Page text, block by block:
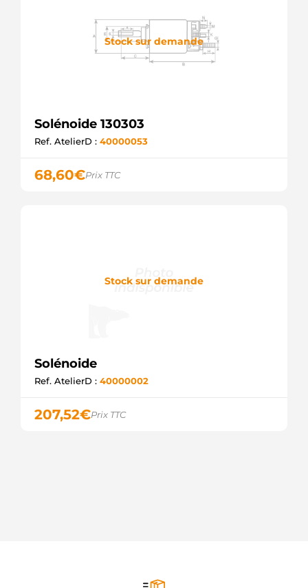
Stock sur demande
Solénoide 130303
Ref. AtelierD : 40000053
68,60€Prix TTC
Stock sur demande
Solénoide
Ref. AtelierD : 40000002
207,52€Prix TTC